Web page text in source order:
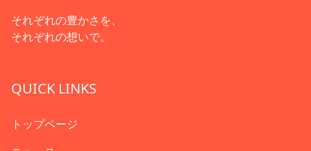
それぞれの豊かさを、
それぞれの想いで。
QUICK LINKS
トップページ